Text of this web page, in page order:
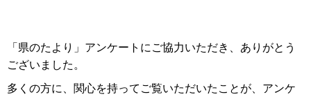
「県のたより」アンケートにご協力いただき、ありがとう
ございました。
多くの方に、関心を持ってご覧いただいたことが、アンケ